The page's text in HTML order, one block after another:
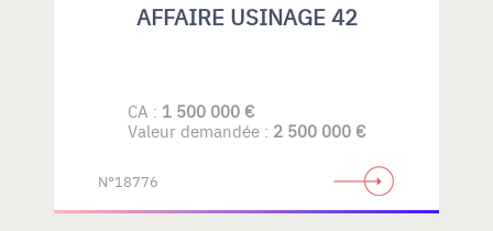
AFFAIRE USINAGE 42
CA : 1 500 000 €
Valeur demandée : 2 500 000 €
N°18776